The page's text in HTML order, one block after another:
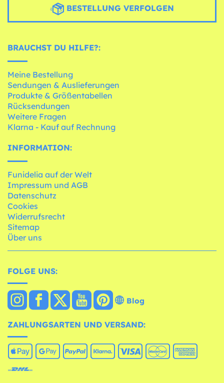
BESTELLUNG VERFOLGEN
BRAUCHST DU HILFE?:
Meine Bestellung
Sendungen & Auslieferungen
Produkte & Größentabellen
Rücksendungen
Weitere Fragen
Klarna - Kauf auf Rechnung
INFORMATION:
Funidelia auf der Welt
Impressum und AGB
Datenschutz
Cookies
Widerrufsrecht
Sitemap
Über uns
FOLGE UNS:
Blog
ZAHLUNGSARTEN UND VERSAND: